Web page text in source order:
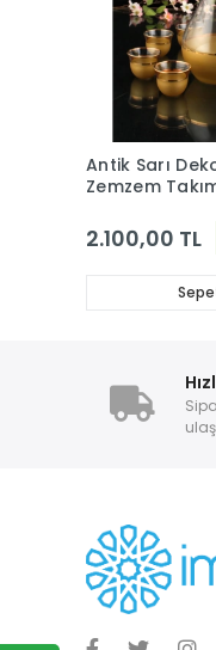
Antik Sarı
Zemzem
2.100,00 TL